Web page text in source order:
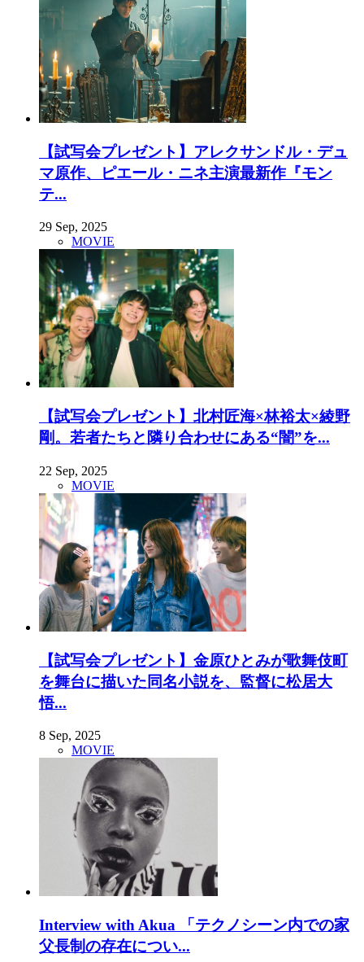
【試写会プレゼント】アレクサンドル・デュ
マ原作、ピエール・ニネ主演最新作『モン
テ...
29 Sep, 2025
MOVIE
【試写会プレゼント】北村匠海×林裕太×綾野
剛。若者たちと隣り合わせにある“闇”を...
22 Sep, 2025
MOVIE
【試写会プレゼント】金原ひとみが歌舞伎町
を舞台に描いた同名小説を、監督に松居大
悟...
8 Sep, 2025
MOVIE
Interview with Akua 「テクノシーン内での家
父長制の存在につい...